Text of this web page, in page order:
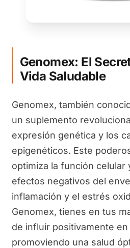
Genomex: El
Vida Saludable
Genomex, también
un suplemento
expresión genética y los
epigenéticos. Este
optimiza la función celular
efectos negativos del
inflamación y el estrés
Genomex, tienes en tus
de influir positivamente
promoviendo una salud